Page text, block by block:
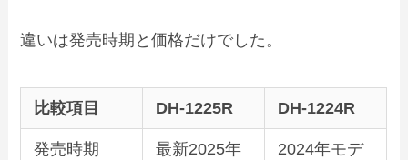
違いは発売時期と価格だけでした。
比較項目 DH‑1225R DH‑1224R
発売時期
最新2025年
2024年モデ